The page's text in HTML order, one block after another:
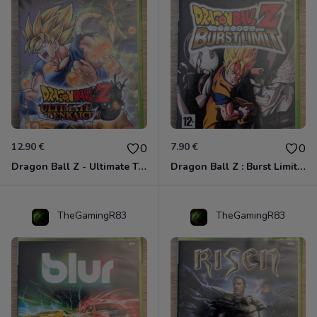
12.90 € 0
Dragon Ball Z - Ultimate Tenkaichi Xbox 360
7.90 € 0
Dragon Ball Z : Burst Limit Xbox 360
TheGamingR83 TheGamingR83